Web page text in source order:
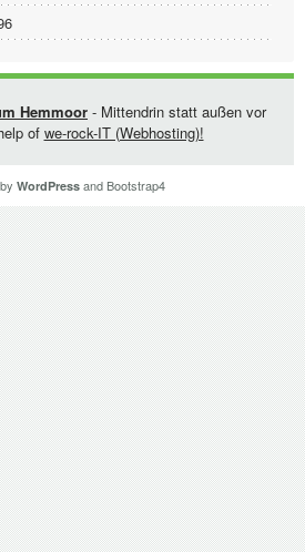
Hemmoor - Mittendrin statt außen vor
of we-rock-IT (Webhosting)!
WordPressand Bootstrap4